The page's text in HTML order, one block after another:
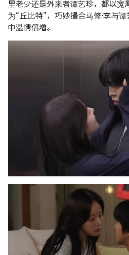
里老少还是外来者谭艺珍，都以宽
为“丘比特”，巧妙撮合马修·李与
中温情倍增。